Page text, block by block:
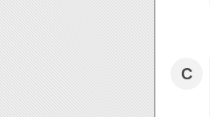
C